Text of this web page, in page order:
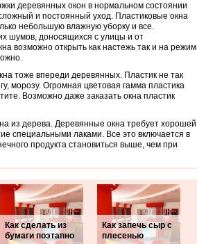
деревянных окон в нормальном состоянии
и постоянный уход. Пластиковые окна
небольшую влажную уборку и все.
шумов, доносящихся с улицы и от
возможно открыть как настежь так и на режим
тоже впереди деревянных. Пластик не так
морозу. Огромная цветовая гамма пластика
Возможно даже заказать окна пластик
из дерева. Деревянные окна требует хорошей
специальными лаками. Все это включается в
продукта становиться выше, чем при
Как сделать из
бумаги поэтапно
Как запечь сыр с
плесенью